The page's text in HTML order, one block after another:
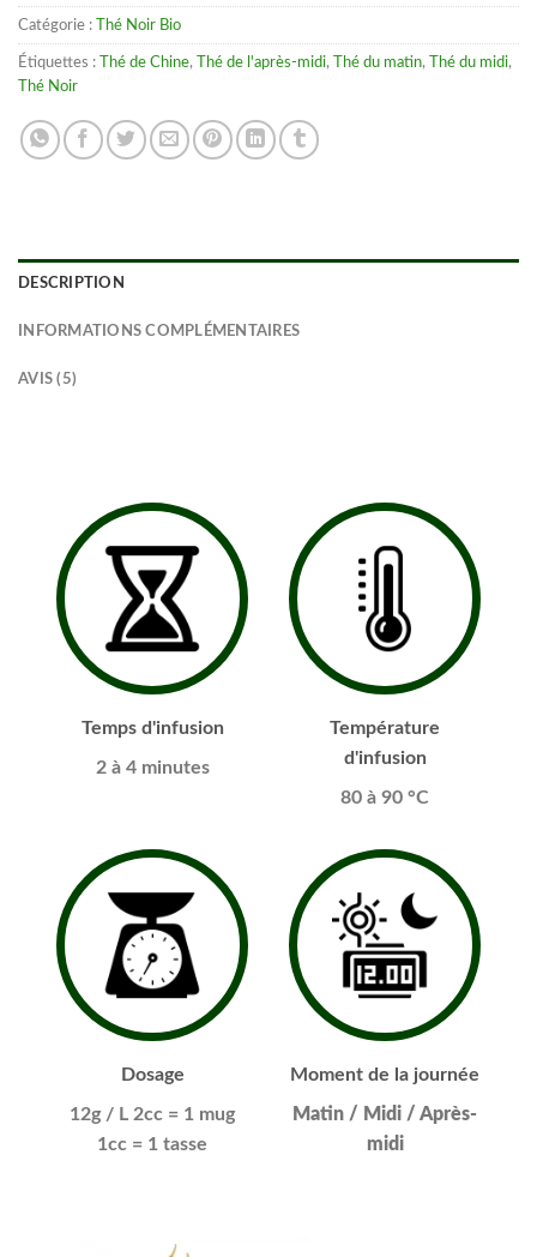
Catégorie : Thé Noir Bio
Étiquettes : Thé de Chine, Thé de l'après-midi, Thé du matin, Thé du midi,
Thé Noir
DESCRIPTION
INFORMATIONS COMPLÉMENTAIRES
AVIS (5)
Temps d'infusion
2 à 4 minutes
Température
d'infusion
80 à 90 °C
Dosage
12g / L 2cc = 1 mug
1cc = 1 tasse
Moment de la journée
Matin / Midi / Après-
midi